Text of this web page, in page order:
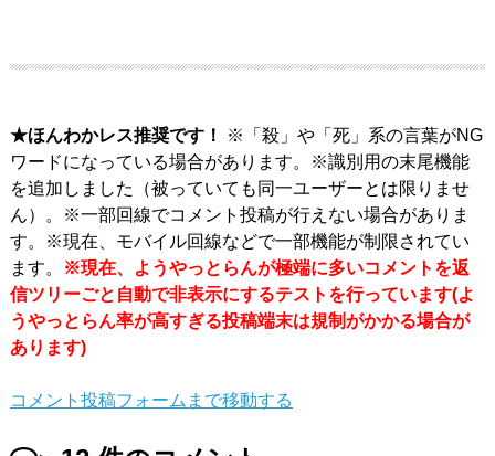
★ほんわかレス推奨です！
※「殺」や「死」系の言葉がNG
ワードになっている場合があります。※識別用の末尾機能
を追加しました（被っていても同一ユーザーとは限りませ
ん）。※一部回線でコメント投稿が行えない場合がありま
す。※現在、モバイル回線などで一部機能が制限されてい
ます。
※現在、ようやっとらんが極端に多いコメントを返
信ツリーごと自動で非表示にするテストを行っています(よ
うやっとらん率が高すぎる投稿端末は規制がかかる場合が
あります)
コメント投稿フォームまで移動する